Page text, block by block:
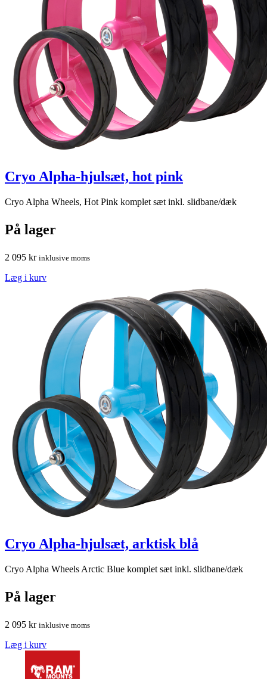
Cryo Alpha-hjulsæt, hot pink
Cryo Alpha Wheels, Hot Pink komplet sæt inkl. slidbane/dæk
På lager
2 095 kr inklusive moms
Læg i kurv
Cryo Alpha-hjulsæt, arktisk blå
Cryo Alpha Wheels Arctic Blue komplet sæt inkl. slidbane/dæk
På lager
2 095 kr inklusive moms
Læg i kurv